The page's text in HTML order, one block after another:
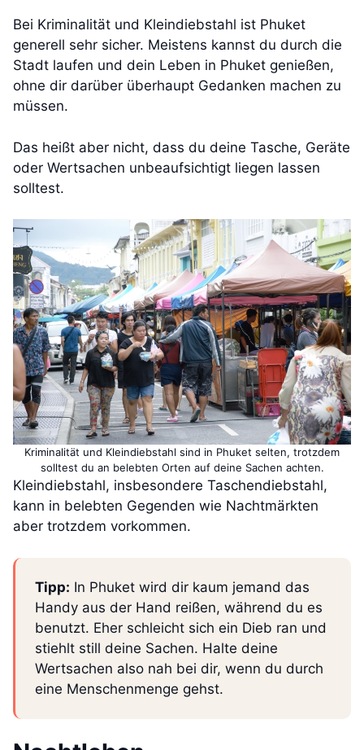
Bei Kriminalität und Kleindiebstahl ist Phuket
generell sehr sicher. Meistens kannst du durch die
Stadt laufen und dein Leben in Phuket genießen,
ohne dir darüber überhaupt Gedanken machen zu
müssen.
Das heißt aber nicht, dass du deine Tasche, Geräte
oder Wertsachen unbeaufsichtigt liegen lassen
solltest.
Kriminalität und Kleindiebstahl sind in Phuket selten, trotzdem
solltest du an belebten Orten auf deine Sachen achten.
Kleindiebstahl, insbesondere Taschendiebstahl,
kann in belebten Gegenden wie Nachtmärkten
aber trotzdem vorkommen.
Tipp: In Phuket wird dir kaum jemand das
Handy aus der Hand reißen, während du es
benutzt. Eher schleicht sich ein Dieb ran und
stiehlt still deine Sachen. Halte deine
Wertsachen also nah bei dir, wenn du durch
eine Menschenmenge gehst.